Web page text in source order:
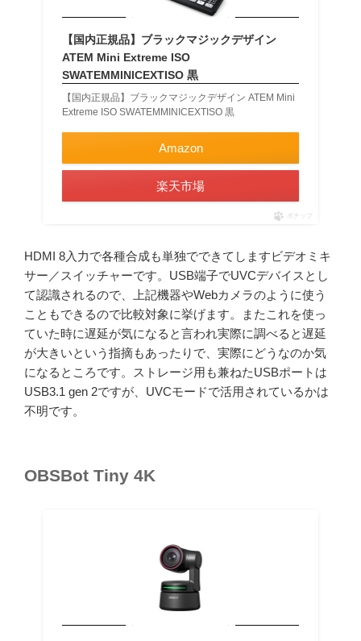
【国内正規品】ブラックマジックデザイン
ATEM Mini Extreme ISO
SWATEMMINICEXTISO 黒
【国内正規品】ブラックマジックデザイン ATEM Mini
Extreme ISO SWATEMMINICEXTISO 黒
Amazon
楽天市場
ポチップ
HDMI 8入力で各種合成も単独でできてしますビデオミキ
サー／スイッチャーです。USB端子でUVCデバイスとし
て認識されるので、上記機器やWebカメラのように使う
こともできるので比較対象に挙げます。またこれを使っ
ていた時に遅延が気になると言われ実際に調べると遅延
が大きいという指摘もあったりで、実際にどうなのか気
になるところです。ストレージ用も兼ねたUSBポートは
USB3.1 gen 2ですが、UVCモードで活用されているかは
不明です。
OBSBot Tiny 4K